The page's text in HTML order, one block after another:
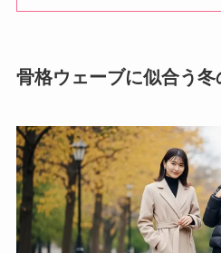
骨格ウェーブに似合う冬